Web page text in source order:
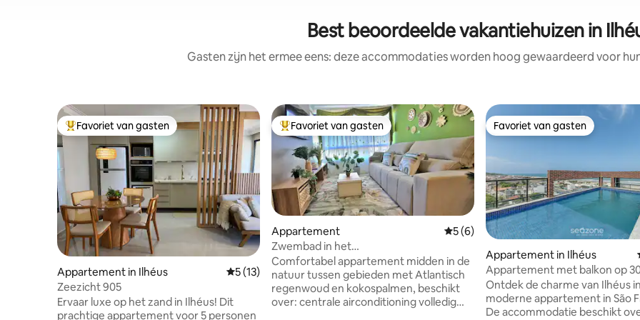
Best beoordeelde vakantiehuizen in
Gasten zijn het ermee eens: deze accommodaties worden hoog gewaardeerd voor
Topfavoriet van gasten
Favoriet van gasten
Appartement in Ilhéus Gemiddelde beoordeling van 5 uit 5, 13 recensies
5 (13)
Zeezicht 905
Ervaar luxe op het zand in Ilhéus! Dit
prachtige appartement voor 5 personen
Topfavoriet van gasten
Favoriet van gasten
Appartement Gemiddelde beoordeling van 5 uit 5, 6
5 (6)
Zwembad in het
appartementencomplex met
airconditioning (4 gasten)
Comfortabel appartement midden in de
natuur tussen gebieden met Atlantisch
regenwoud en kokospalmen, beschikt
over: centrale airconditioning volledig
Favoriet van gasten
Favoriet van gasten
Appartement in Ilhéus
Appartement met balkon op
de zee – MMD0305
Ontdek de charme van Ilhéus
moderne appartement in São
De accommodatie beschikt